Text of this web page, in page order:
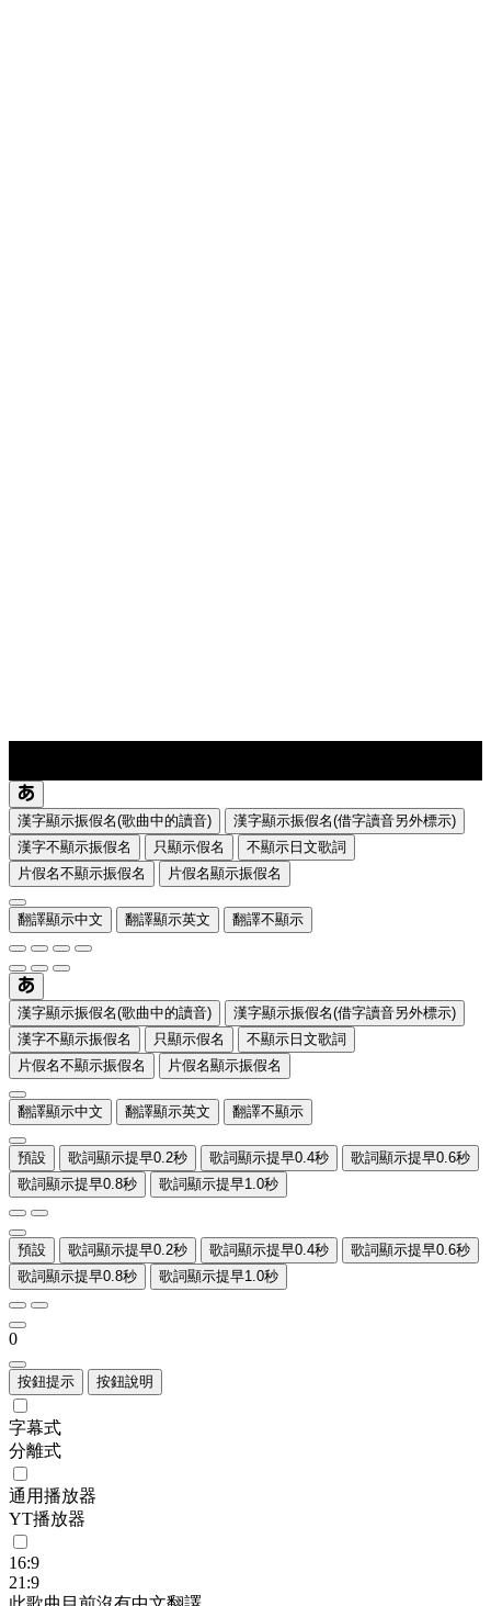
漢字顯示振假名(歌曲中的讀音)
漢字顯示振假名(借字讀音另外標示)
漢字不顯示振假名
只顯示假名
不顯示日文歌詞
片假名不顯示振假名
片假名顯示振假名
翻譯顯示中文 翻譯顯示英文 翻譯不顯示
漢字顯示振假名(歌曲中的讀音)
漢字顯示振假名(借字讀音另外標示)
漢字不顯示振假名
只顯示假名
不顯示日文歌詞
片假名不顯示振假名
片假名顯示振假名
翻譯顯示中文 翻譯顯示英文 翻譯不顯示
預設 歌詞顯示提早0.2秒 歌詞顯示提早0.4秒
歌詞顯示提早0.6秒
歌詞顯示提早0.8秒
歌詞顯示提早1.0秒
預設 歌詞顯示提早0.2秒 歌詞顯示提早0.4秒
歌詞顯示提早0.6秒
歌詞顯示提早0.8秒
歌詞顯示提早1.0秒
0
按鈕提示 按鈕說明
字幕式
分離式
通用播放器
YT播放器
16:9
21:9